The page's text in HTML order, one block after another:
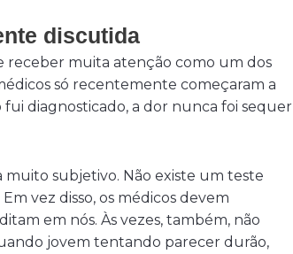
discutida
receber muita atenção como um dos
só recentemente começaram a
diagnosticado, a dor nunca foi sequer
subjetivo. Não existe um teste
vez disso, os médicos devem
em nós. Às vezes, também, não
jovem tentando parecer durão,